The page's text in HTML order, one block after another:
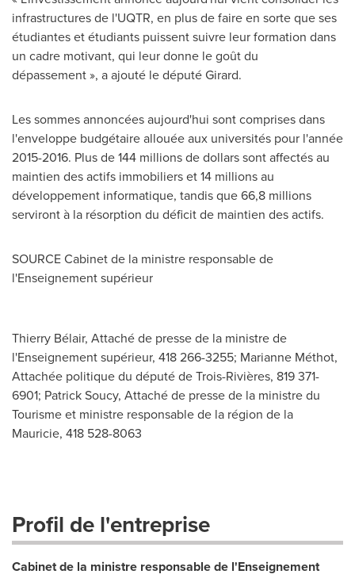
infrastructures de l'UQTR, en plus de faire en sorte que ses
étudiantes et étudiants puissent suivre leur formation dans
un cadre motivant, qui leur donne le goût du
dépassement », a ajouté le député Girard.
Les sommes annoncées aujourd'hui sont comprises dans
l'enveloppe budgétaire allouée aux universités pour l'année
2015-2016. Plus de 144 millions de dollars sont affectés au
maintien des actifs immobiliers et 14 millions au
développement informatique, tandis que 66,8 millions
serviront à la résorption du déficit de maintien des actifs.
SOURCE Cabinet de la ministre responsable de
l'Enseignement supérieur
Thierry Bélair, Attaché de presse de la ministre de
l'Enseignement supérieur, 418 266-3255; Marianne Méthot,
Attachée politique du député de Trois-Rivières, 819 371-
6901; Patrick Soucy, Attaché de presse de la ministre du
Tourisme et ministre responsable de la région de la
Mauricie, 418 528-8063
Profil de l'entreprise
Cabinet de la ministre responsable de l'Enseignement